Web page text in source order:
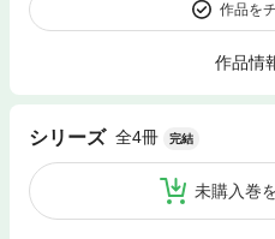
作品を
作品情
シリーズ 全4冊 完結
未購入巻